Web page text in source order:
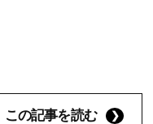
この記事を読む